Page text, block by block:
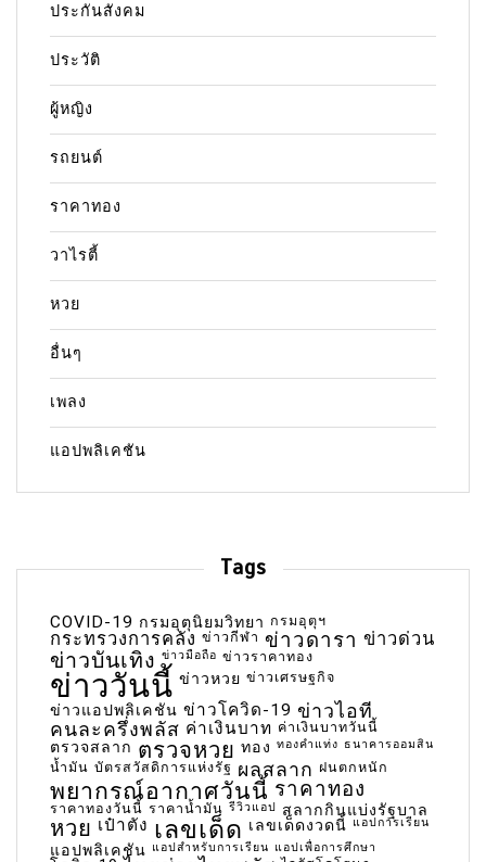
ประกันสังคม
ประวัติ
ผู้หญิง
รถยนต์
ราคาทอง
วาไรตี้
หวย
อื่นๆ
เพลง
แอปพลิเคชัน
Tags
COVID-19 กรมอุตุนิยมวิทยา กรมอุตุฯ
กระทรวงการคลัง ข่าวกีฬา ข่าวดารา ข่าวด่วน
ข่าวบันเทิง ข่าวมือถือ ข่าวราคาทอง
ข่าววันนี้ ข่าวหวย ข่าวเศรษฐกิจ
ข่าวแอปพลิเคชัน ข่าวโควิด-19 ข่าวไอที
คนละครึ่งพลัส ค่าเงินบาท ค่าเงินบาทวันนี้
ตรวจสลาก ตรวจหวย ทอง ทองคำแท่ง ธนาคารออมสิน
น้ำมัน บัตรสวัสดิการแห่งรัฐ ผลสลาก ฝนตกหนัก
พยากรณ์อากาศวันนี้ ราคาทอง
ราคาทองวันนี้ ราคาน้ำมัน รีวิวแอป สลากกินแบ่งรัฐบาล
หวย เป๋าตัง เลขเด็ด เลขเด็ดงวดนี้ แอปการเรียน
แอปพลิเคชัน แอปสำหรับการเรียน แอปเพื่อการศึกษา